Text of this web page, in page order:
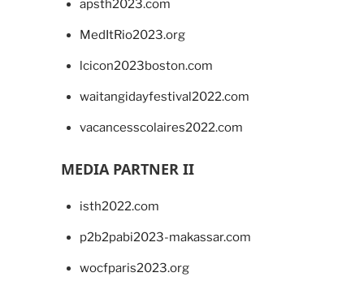
apsth2023.com
MedItRio2023.org
lcicon2023boston.com
waitangidayfestival2022.com
vacancesscolaires2022.com
MEDIA PARTNER II
isth2022.com
p2b2pabi2023-makassar.com
wocfparis2023.org